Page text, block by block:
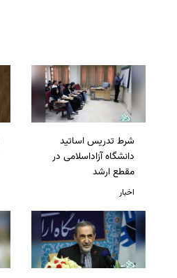
شرط تدریس اساتید
دانشگاه آزاداسلامی در
مقطع ارشد
اخبار